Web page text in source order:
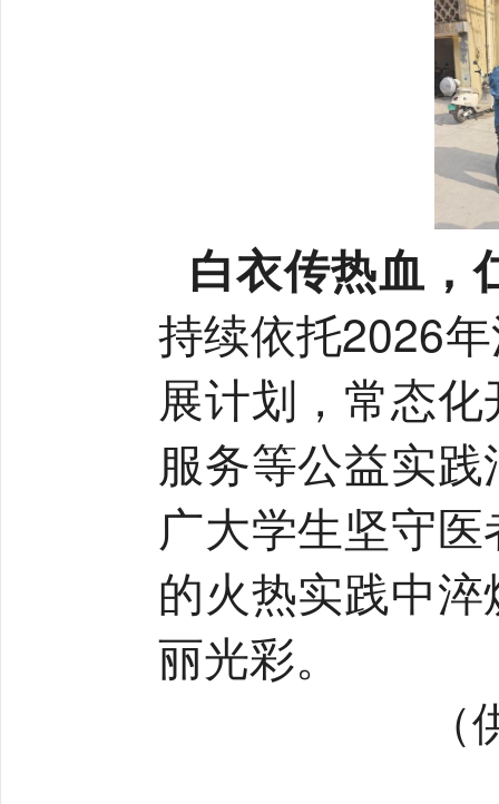
白衣传热血，
持续依托2026
展计划，常态
服务等公益实
广大学生坚守
的火热实践中
丽光彩。